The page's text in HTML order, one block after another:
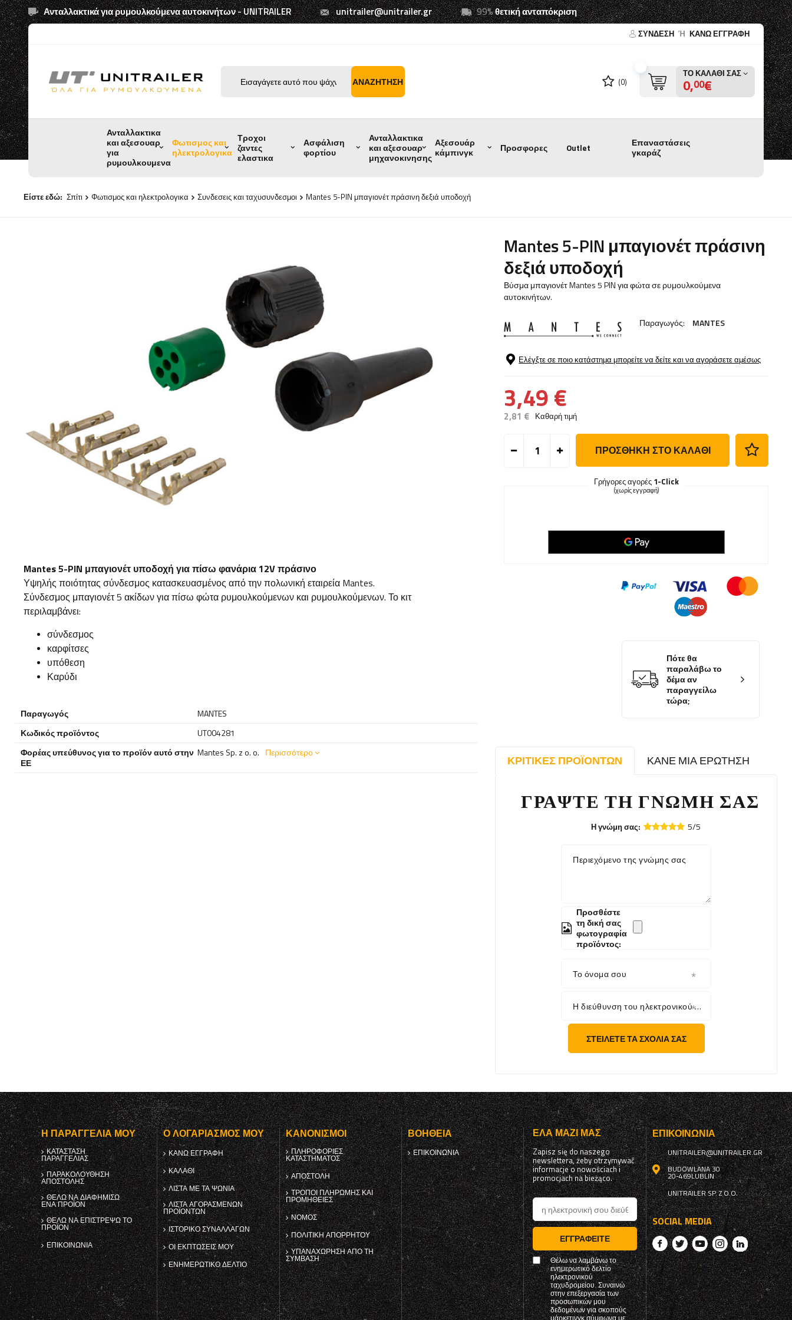
Ανταλλακτικά για ρυμουλκούμενα αυτοκινήτων - UNITRAILER unitrailer@unitrailer.gr 99%θετική ανταπόκριση
ΣΎΝΔΕΣΗ Ή ΚΑΝΩ ΕΓΓΡΑΦΗ
ΑΝΑΖΉΤΗΣΗ (0)
ΤΟ ΚΑΛΆΘΙ ΣΑΣ
0,00€
Ανταλλακτικα
και αξεσουαρ
για
ρυμουλκουμενα
Φωτισμος και
ηλεκτρολογικα
Τροχοι
ζαντες
ελαστικα
Ασφάλιση
φορτίου
Ανταλλακτικα
και αξεσουαρ
μηχανοκινησης
Αξεσουάρ
κάμπινγκ
Προσφορες Outlet
Επαναστάσεις
γκαράζ
Είστε εδώ: Σπίτι Φωτισμος και ηλεκτρολογικα Συνδεσεις και ταχυσυνδεσμοι Mantes 5-PIN μπαγιονέτ πράσινη δεξιά υποδοχή
Mantes 5-PIN μπαγιονέτ πράσινη
δεξιά υποδοχή
Βύσμα μπαγιονέτ Mantes 5 PIN για φώτα σε ρυμουλκούμενα
αυτοκινήτων.
Παραγωγός: MANTES
Ελέγξτε σε ποιο κατάστημα μπορείτε να δείτε και να αγοράσετε αμέσως
3,49 €
2,81 € Καθαρή τιμή
ΠΡΟΣΘΉΚΗ ΣΤΟ ΚΑΛΆΘΙ
Γρήγορες αγορές 1-Click
(χωρίς εγγραφή)
Πότε θα
παραλάβω το
δέμα αν
παραγγείλω
τώρα;
ΚΡΙΤΙΚΈΣ ΠΡΟΪΌΝΤΩΝ ΚΆΝΕ ΜΙΑ ΕΡΏΤΗΣΗ
ΓΡΆΨΤΕ ΤΗ ΓΝΏΜΗ ΣΑΣ
Η γνώμη σας: 5/5
Περιεχόμενο της γνώμης σας
Προσθέστε
τη δική σας
φωτογραφία
προϊόντος:
Το όνομα σου
Η διεύθυνση του ηλεκτρονικού σου ταχυδρομείου
ΣΤΕΊΛΕΤΕ ΤΑ ΣΧΌΛΙΆ ΣΑΣ
Mantes 5-PIN μπαγιονέτ υποδοχή για πίσω φανάρια 12V πράσινο
Υψηλής ποιότητας σύνδεσμος κατασκευασμένος από την πολωνική εταιρεία Mantes.
Σύνδεσμος μπαγιονέτ 5 ακίδων για πίσω φώτα ρυμουλκούμενων και ρυμουλκούμενων. Το κιτ
περιλαμβάνει:
σύνδεσμος
καρφίτσες
υπόθεση
Καρύδι
Παραγωγός
MANTES
Κωδικός προϊόντος
UT004281
Φορέας υπεύθυνος για το προϊόν αυτό στην
ΕΕ
Mantes Sp. z o. o. Περισσότερο
Η ΠΑΡΑΓΓΕΛΊΑ ΜΟΥ
ΚΑΤΆΣΤΑΣΗ
ΠΑΡΑΓΓΕΛΊΑΣ
ΠΑΡΑΚΟΛΟΎΘΗΣΗ
ΑΠΟΣΤΟΛΉΣ
ΘΈΛΩ ΝΑ ΔΙΑΦΗΜΊΣΩ
ΈΝΑ ΠΡΟΪΌΝ
ΘΈΛΩ ΝΑ ΕΠΙΣΤΡΈΨΩ ΤΟ
ΠΡΟΪΌΝ
ΕΠΙΚΟΙΝΩΝΊΑ
Ο ΛΟΓΑΡΙΑΣΜΌΣ ΜΟΥ
ΚΑΝΩ ΕΓΓΡΑΦΗ
ΚΑΛΆΘΙ
ΛΊΣΤΑ ΜΕ ΤΑ ΨΏΝΙΑ
ΛΊΣΤΑ ΑΓΟΡΑΣΜΈΝΩΝ
ΠΡΟΪΌΝΤΩΝ
ΙΣΤΟΡΙΚΌ ΣΥΝΑΛΛΑΓΏΝ
ΟΙ ΕΚΠΤΏΣΕΙΣ ΜΟΥ
ΕΝΗΜΕΡΩΤΙΚΌ ΔΕΛΤΊΟ
ΚΑΝΟΝΙΣΜΟΊ
ΠΛΗΡΟΦΟΡΊΕΣ
ΚΑΤΑΣΤΉΜΑΤΟΣ
ΑΠΟΣΤΟΛΉ
ΤΡΌΠΟΙ ΠΛΗΡΩΜΉΣ ΚΑΙ
ΠΡΟΜΉΘΕΙΕΣ
ΝΌΜΟΣ
ΠΟΛΙΤΙΚΉ ΑΠΟΡΡΉΤΟΥ
ΥΠΑΝΑΧΏΡΗΣΗ ΑΠΌ ΤΗ
ΣΎΜΒΑΣΗ
ΒΟΉΘΕΙΑ
ΕΠΙΚΟΙΝΩΝΊΑ
ΈΛΑ ΜΑΖΊ ΜΑΣ
Zapisz się do naszego
newslettera, żeby otrzymywać
informacje o nowościach i
promocjach na bieżąco.
ΕΓΓΡΑΦΕΊΤΕ
Θέλω να λαμβάνω το
ενημερωτικό δελτίο
ηλεκτρονικού
ταχυδρομείου. Συναινώ
στην επεξεργασία των
προσωπικών μου
δεδομένων για σκοπούς
ΕΠΙΚΟΙΝΩΝΊΑ
UNITRAILER@UNITRAILER.GR
BUDOWLANA 30
20-469LUBLIN
UNITRAILER SP. Z O.O.
SOCIAL MEDIA